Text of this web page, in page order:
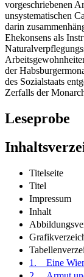
vorgeschriebenen
unsystematischen
darin
Ehekonsens als
der
des Sozialstaats
Zerfalls der
Leseprobe
Titelseite
Titel
Impressum
Inhalt
1. Eine